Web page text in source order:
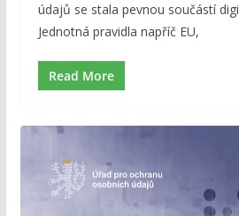
údajů se stala pevnou součástí
Jednotná pravidla napříč EU,
Read More